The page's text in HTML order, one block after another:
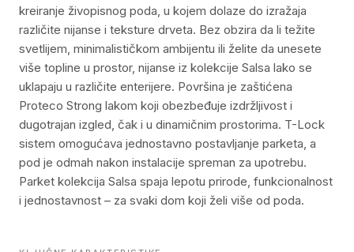
kreiranje živopisnog poda, u kojem dolaze do izražaja
različite nijanse i teksture drveta. Bez obzira da li težite
svetlijem, minimalističkom ambijentu ili želite da unesete
više topline u prostor, nijanse iz kolekcije Salsa lako se
uklapaju u različite enterijere. Površina je zaštićena
Proteco Strong lakom koji obezbeđuje izdržljivost i
dugotrajan izgled, čak i u dinamičnim prostorima. T-Lock
sistem omogućava jednostavno postavljanje parketa, a
pod je odmah nakon instalacije spreman za upotrebu.
Parket kolekcija Salsa spaja lepotu prirode, funkcionalnost
i jednostavnost – za svaki dom koji želi više od poda.